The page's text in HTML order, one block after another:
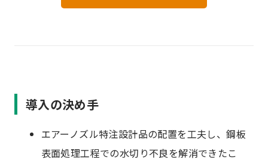
導入の決め手
エアーノズル特注設計品の配置を工夫し、鋼板
表面処理工程での水切り不良を解消できたこ